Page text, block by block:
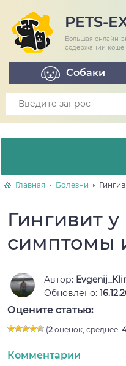
PETS-
Большая онлайн-
содержании
Собаки
Главная Болезни
Гингивит
симптомы
Автор:
Обновлено:
Оцените статью:
(2оценок, среднее:
Комментарии